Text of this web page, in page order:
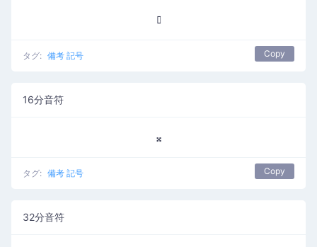
𝄦
タグ: 備考 記号 Copy
16分音符
𝄪
タグ: 備考 記号 Copy
32分音符